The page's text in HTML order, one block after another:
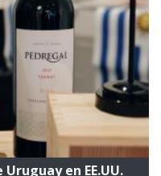
en EE.UU.